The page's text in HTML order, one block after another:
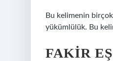
Bu kelimenin
yükümlülük. Bu
FAKIR